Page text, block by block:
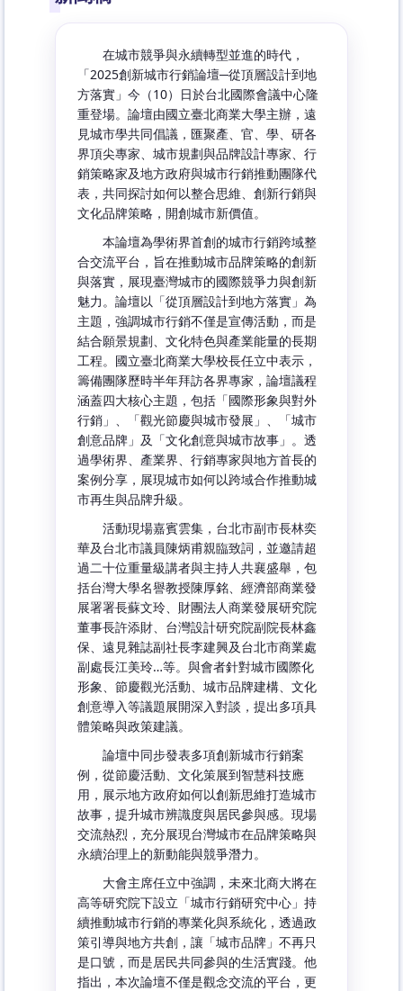
在城市競爭與永續轉型並進的時代，
「2025創新城市行銷論壇─從頂層設計到地
方落實」今（10）日於台北國際會議中心隆
重登場。論壇由國立臺北商業大學主辦，遠
見城市學共同倡議，匯聚產、官、學、研各
界頂尖專家、城市規劃與品牌設計專家、行
銷策略家及地方政府與城市行銷推動團隊代
表，共同探討如何以整合思維、創新行銷與
文化品牌策略，開創城市新價值。
本論壇為學術界首創的城市行銷跨域整
合交流平台，旨在推動城市品牌策略的創新
與落實，展現臺灣城市的國際競爭力與創新
魅力。論壇以「從頂層設計到地方落實」為
主題，強調城市行銷不僅是宣傳活動，而是
結合願景規劃、文化特色與產業能量的長期
工程。國立臺北商業大學校長任立中表示，
籌備團隊歷時半年拜訪各界專家，論壇議程
涵蓋四大核心主題，包括「國際形象與對外
行銷」、「觀光節慶與城市發展」、「城市
創意品牌」及「文化創意與城市故事」。透
過學術界、產業界、行銷專家與地方首長的
案例分享，展現城市如何以跨域合作推動城
市再生與品牌升級。
活動現場嘉賓雲集，台北市副市長林奕
華及台北市議員陳炳甫親臨致詞，並邀請超
過二十位重量級講者與主持人共襄盛舉，包
括台灣大學名譽教授陳厚銘、經濟部商業發
展署署長蘇文玲、財團法人商業發展研究院
董事長許添財、台灣設計研究院副院長林鑫
保、遠見雜誌副社長李建興及台北市商業處
副處長江美玲…等。與會者針對城市國際化
形象、節慶觀光活動、城市品牌建構、文化
創意導入等議題展開深入對談，提出多項具
體策略與政策建議。
論壇中同步發表多項創新城市行銷案
例，從節慶活動、文化策展到智慧科技應
用，展示地方政府如何以創新思維打造城市
故事，提升城市辨識度與居民參與感。現場
交流熱烈，充分展現台灣城市在品牌策略與
永續治理上的新動能與競爭潛力。
大會主席任立中強調，未來北商大將在
高等研究院下設立「城市行銷研究中心」持
續推動城市行銷的專業化與系統化，透過政
策引導與地方共創，讓「城市品牌」不再只
是口號，而是居民共同參與的生活實踐。他
指出，本次論壇不僅是觀念交流的平台，更